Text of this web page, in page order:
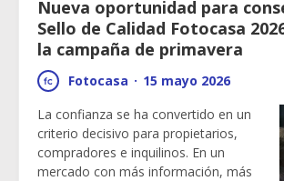
Nueva oportunidad para
Sello de Calidad Fotocasa
la campaña de primavera
Fotocasa · 15 mayo 2026
La confianza se ha convertido en un
criterio decisivo para propietarios,
compradores e inquilinos. En un
mercado con más información, más